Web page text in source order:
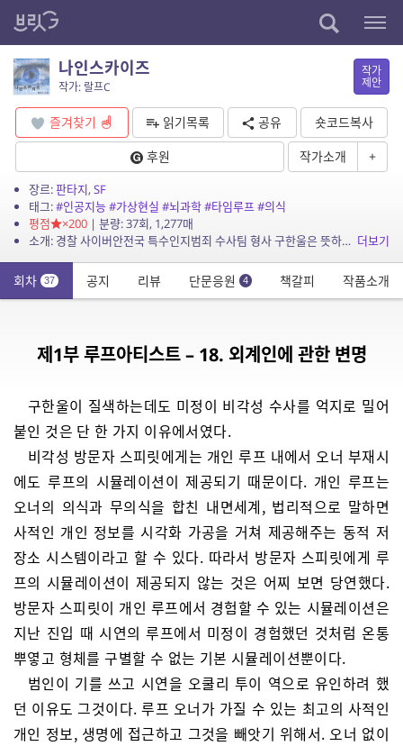
나인스카이즈
작가: 랄프C
작가
제안
즐겨찾기 읽기목록 공유
숏코드복사
후원
작가소개 +
장르:판타지,SF
태그:#인공지능#가상현실 #뇌과학#타임루프#의식
평점
×200| 분량: 37회, 1,277매
소개: 경찰 사이버안전국 특수인지범죄 수사팀 형사 구한울은 뜻하지 않게 보건복지부 국민정신건강진흥원 요원으로 파견근무를 수행하게 된다. 국민정신건강진흥원은 초정밀 개인화 가상현실 시스템 ... 더보기
회차 37 공지 리뷰 단문응원 4 책갈피 작품소개
제1부 루프아티스트 – 18. 외계인에 관한 변명
구한울이 질색하는데도 미정이 비각성 수사를 억지로 밀어
붙인 것은 단 한 가지 이유에서였다.
비각성 방문자 스피릿에게는 개인 루프 내에서 오너 부재시
에도 루프의 시뮬레이션이 제공되기 때문이다. 개인 루프는
오너의 의식과 무의식을 합친 내면세계, 법리적으로 말하면
사적인 개인 정보를 시각화 가공을 거쳐 제공해주는 동적 저
장소 시스템이라고 할 수 있다. 따라서 방문자 스피릿에게 루
프의 시뮬레이션이 제공되지 않는 것은 어찌 보면 당연했다.
방문자 스피릿이 개인 루프에서 경험할 수 있는 시뮬레이션은
지난 진입 때 시연의 루프에서 미정이 경험했던 것처럼 온통
뿌옇고 형체를 구별할 수 없는 기본 시뮬레이션뿐이다.
범인이 기를 쓰고 시연을 오쿨리 투이 역으로 유인하려 했
던 이유도 그것이다. 루프 오너가 가질 수 있는 최고의 사적인
개인 정보, 생명에 접근하고 그것을 빼앗기 위해서. 오너 없이